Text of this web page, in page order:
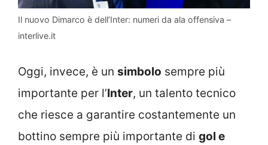
Il nuovo Dimarco è dell’Inter: numeri da ala offensiva –
interlive.it
Oggi, invece, è un simbolo sempre più
importante per l’Inter, un talento tecnico
che riesce a garantire costantemente un
bottino sempre più importante di gol e